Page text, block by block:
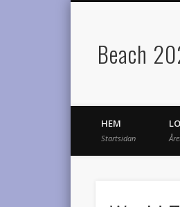
Beach
HEM
Startsidan